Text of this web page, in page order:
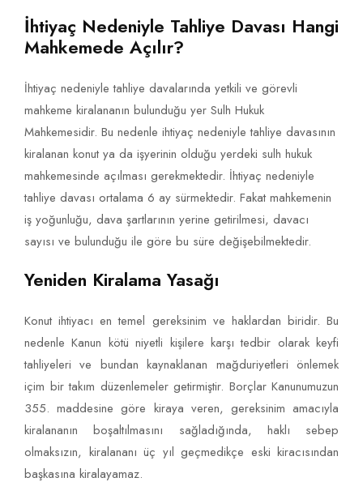
İhtiyaç Nedeniyle Tahliye Davası Hangi
Mahkemede Açılır?
İhtiyaç nedeniyle tahliye davalarında yetkili ve görevli
mahkeme kiralananın bulunduğu yer Sulh Hukuk
Mahkemesidir. Bu nedenle ihtiyaç nedeniyle tahliye davasının
kiralanan konut ya da işyerinin olduğu yerdeki sulh hukuk
mahkemesinde açılması gerekmektedir. İhtiyaç nedeniyle
tahliye davası ortalama 6 ay sürmektedir. Fakat mahkemenin
iş yoğunluğu, dava şartlarının yerine getirilmesi, davacı
sayısı ve bulunduğu ile göre bu süre değişebilmektedir.
Yeniden Kiralama Yasağı
Konut ihtiyacı en temel gereksinim ve haklardan biridir. Bu
nedenle Kanun kötü niyetli kişilere karşı tedbir olarak keyfi
tahliyeleri ve bundan kaynaklanan mağduriyetleri önlemek
içim bir takım düzenlemeler getirmiştir. Borçlar Kanunumuzun
355. maddesine göre kiraya veren, gereksinim amacıyla
kiralananın boşaltılmasını sağladığında, haklı sebep
olmaksızın, kiralananı üç yıl geçmedikçe eski kiracısından
başkasına kiralayamaz.